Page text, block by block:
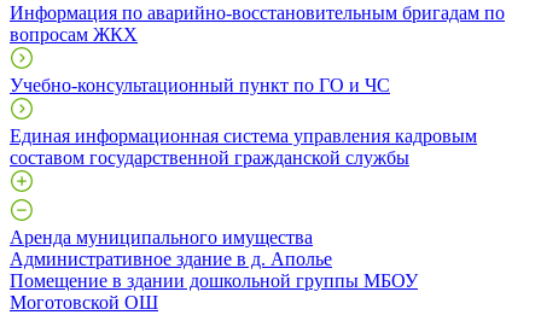
Информация по аварийно-восстановительным бригадам по
вопросам ЖКХ
Учебно-консультационный пункт по ГО и ЧС
Единая информационная система управления кадровым
составом государственной гражданской службы
Аренда муниципального имущества
Административное здание в д. Аполье
Помещение в здании дошкольной группы МБОУ
Моготовской ОШ